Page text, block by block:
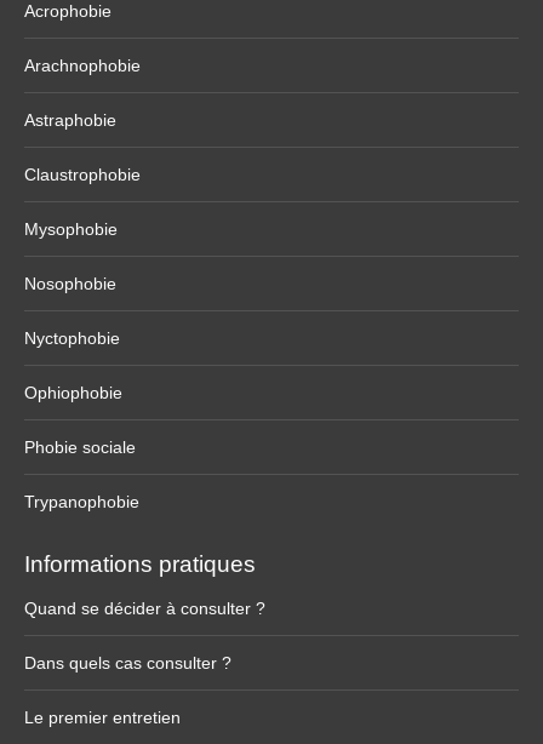
Acrophobie
Arachnophobie
Astraphobie
Claustrophobie
Mysophobie
Nosophobie
Nyctophobie
Ophiophobie
Phobie sociale
Trypanophobie
Informations pratiques
Quand se décider à consulter ?
Dans quels cas consulter ?
Le premier entretien